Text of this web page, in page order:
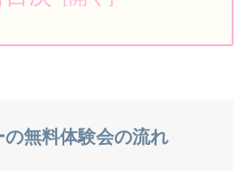
の無料体験会の流れ